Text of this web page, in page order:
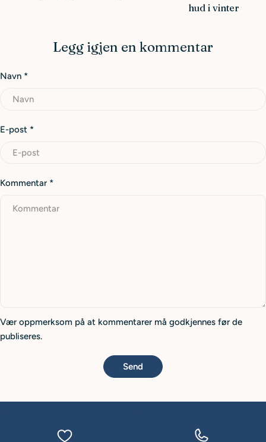
hud i vinter
Legg igjen en kommentar
Navn *
E-post *
Kommentar *
Vær oppmerksom på at kommentarer må godkjennes før de
publiseres.
Send